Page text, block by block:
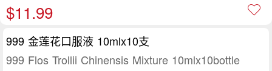
$11.99
999 金莲花口服液 10mlx10支
999 Flos Trollii Chinensis Mixture 10mlx10bottle